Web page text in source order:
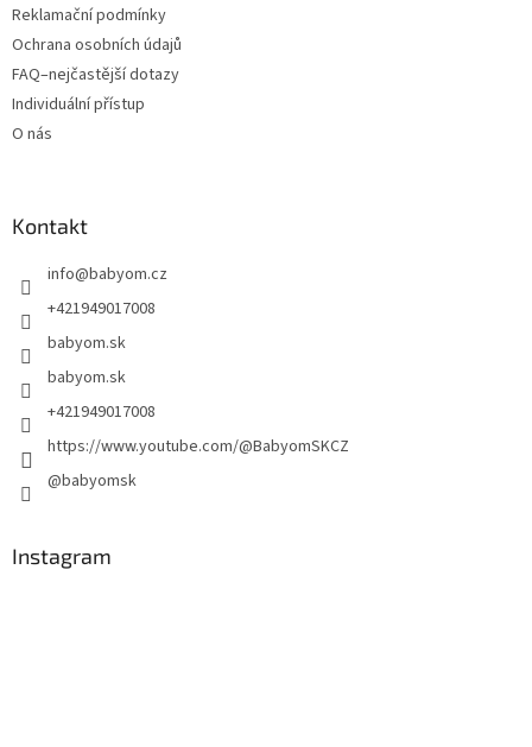
Reklamační podmínky
Ochrana osobních údajů
FAQ–nejčastější dotazy
Individuální přístup
O nás
Kontakt
info@babyom.cz
+421949017008
babyom.sk
babyom.sk
+421949017008
https://www.youtube.com/@BabyomSKCZ
@babyomsk
Instagram